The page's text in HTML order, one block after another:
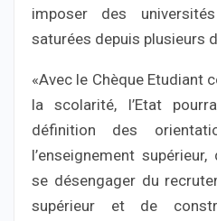
imposer des
saturées depuis plusieurs
«Avec le Chèque Etudiant
la scolarité, l’Etat
définition des
l’enseignement
se désengager du
supérieur et de